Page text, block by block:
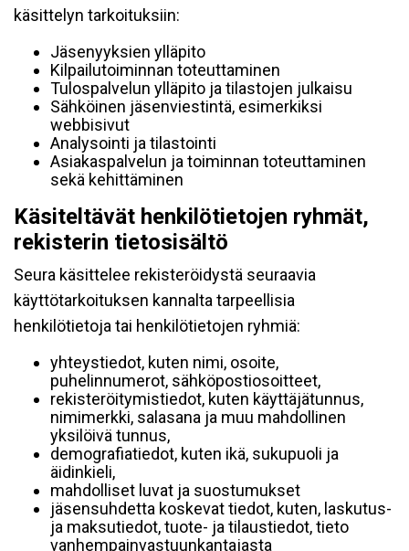
käsittelyn tarkoituksiin:
Jäsenyyksien ylläpito
Kilpailutoiminnan toteuttaminen
Tulospalvelun ylläpito ja tilastojen julkaisu
Sähköinen jäsenviestintä, esimerkiksi
webbisivut
Analysointi ja tilastointi
Asiakaspalvelun ja toiminnan toteuttaminen
sekä kehittäminen
Käsiteltävät henkilötietojen ryhmät,
rekisterin tietosisältö
Seura käsittelee rekisteröidystä seuraavia
käyttötarkoituksen kannalta tarpeellisia
henkilötietoja tai henkilötietojen ryhmiä:
yhteystiedot, kuten nimi, osoite,
puhelinnumerot, sähköpostiosoitteet,
rekisteröitymistiedot, kuten käyttäjätunnus,
nimimerkki, salasana ja muu mahdollinen
yksilöivä tunnus,
demografiatiedot, kuten ikä, sukupuoli ja
äidinkieli,
mahdolliset luvat ja suostumukset
jäsensuhdetta koskevat tiedot, kuten, laskutus-
ja maksutiedot, tuote- ja tilaustiedot, tieto
vanhempainvastuunkantajasta